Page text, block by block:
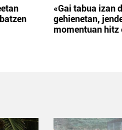
«Gai tabua izan
gehienetan,
momentuan hitz